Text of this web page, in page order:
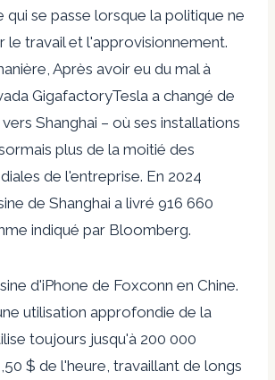
qui se passe lorsque la politique ne
le travail et l'approvisionnement.
Après avoir eu du mal à
GigafactoryTesla a changé de
Shanghai – où ses installations
plus de la moitié des
de l'entreprise. En 2024
de Shanghai a livré 916 660
indiqué par Bloomberg.
d'iPhone de Foxconn en Chine.
utilisation approfondie de la
toujours jusqu'à 200 000
$ de l'heure, travaillant de longs